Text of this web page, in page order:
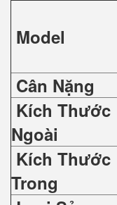
Model
Cân Nặng
Kích Thước
Ngoài
Kích Thước
Trong